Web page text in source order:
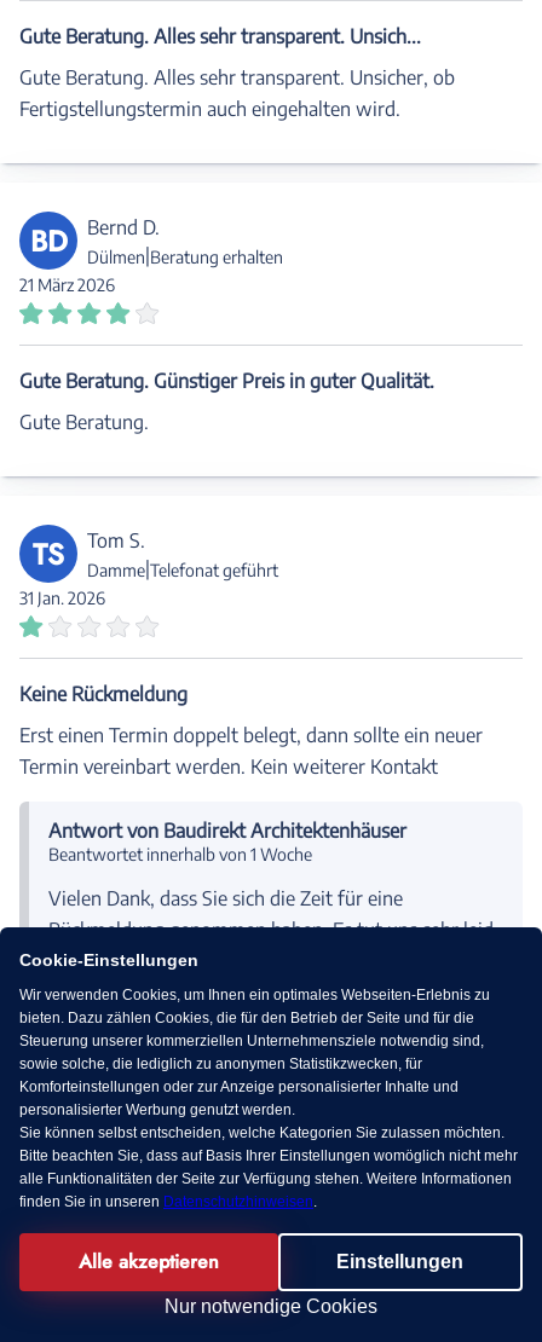
KI Chat
Gute Beratung. Alles sehr transparent. Unsich...
Gute Beratung. Alles sehr transparent. Unsicher, ob
Fertigstellungstermin auch eingehalten wird.
BD Bernd D.
Dülmen Beratung erhalten
21 März 2026
Gute Beratung. Günstiger Preis in guter Qualität.
Gute Beratung.
TS Tom S.
Damme Telefonat geführt
31 Jan. 2026
Keine Rückmeldung
Erst einen Termin doppelt belegt, dann sollte ein neuer
Termin vereinbart werden. Kein weiterer Kontakt
Antwort von Baudirekt Architektenhäuser
Beantwortet innerhalb von 1 Woche
Vielen Dank, dass Sie sich die Zeit für eine
Rückmeldung genommen haben. Es tut uns sehr leid,
dass Sie Schwierigkeiten bei der Terminvereinbarung
hatten und im Anschluss keinen weiteren Kontakt
erhalten haben. Leider ist der Kollege kurzfristig
krank geworden und Ihr Termin scheint uns
durchgerutscht zu sein. Wenn Sie möchten, können
wir gerne einen neuen Termin vereinbaren. Melden
Sie sich gerne per Mail an: info@baudirekt.de.
DF Daniel F.
Schöppingen|Infomaterial geprüft
Cookie-Einstellungen
Wir verwenden Cookies, um Ihnen ein optimales Webseiten-Erlebnis zu
bieten. Dazu zählen Cookies, die für den Betrieb der Seite und für die
Steuerung unserer kommerziellen Unternehmensziele notwendig sind,
sowie solche, die lediglich zu anonymen Statistikzwecken, für
Komforteinstellungen oder zur Anzeige personalisierter Inhalte und
personalisierter Werbung genutzt werden.
Sie können selbst entscheiden, welche Kategorien Sie zulassen möchten.
Bitte beachten Sie, dass auf Basis Ihrer Einstellungen womöglich nicht mehr
alle Funktionalitäten der Seite zur Verfügung stehen. Weitere Informationen
finden Sie in unseren Datenschutzhinweisen.
Alle akzeptieren Einstellungen
Nur notwendige Cookies